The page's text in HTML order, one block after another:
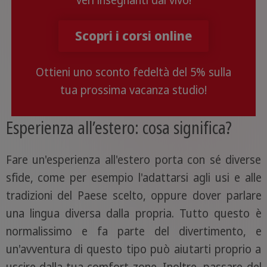
Scopri i corsi online
Ottieni uno sconto fedeltà del 5% sulla
tua prossima vacanza studio!
Esperienza all’estero: cosa significa?
Fare un'esperienza all'estero porta con sé diverse
sfide, come per esempio l'adattarsi agli usi e alle
tradizioni del Paese scelto, oppure dover parlare
una lingua diversa dalla propria. Tutto questo è
normalissimo e fa parte del divertimento, e
un'avventura di questo tipo può aiutarti proprio a